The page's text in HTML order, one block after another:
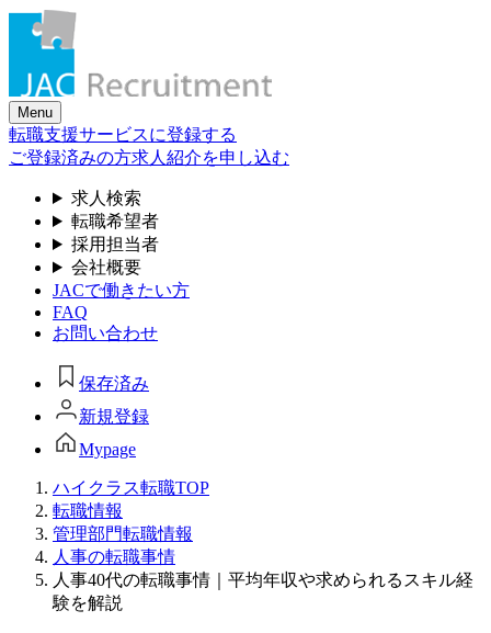
Skip
content
Menu
転職支援サービスに登録する
ご登録済みの方求人紹介を申し込む
求人検索
転職希望者
採用担当者
会社概要
JACで働きたい方
FAQ
お問い合わせ
保存済み
新規登録
Mypage
ハイクラス転職TOP
転職情報
管理部門転職情報
人事の転職事情
人事40代の転職事情｜平均年収や求められるスキル経
験を解説